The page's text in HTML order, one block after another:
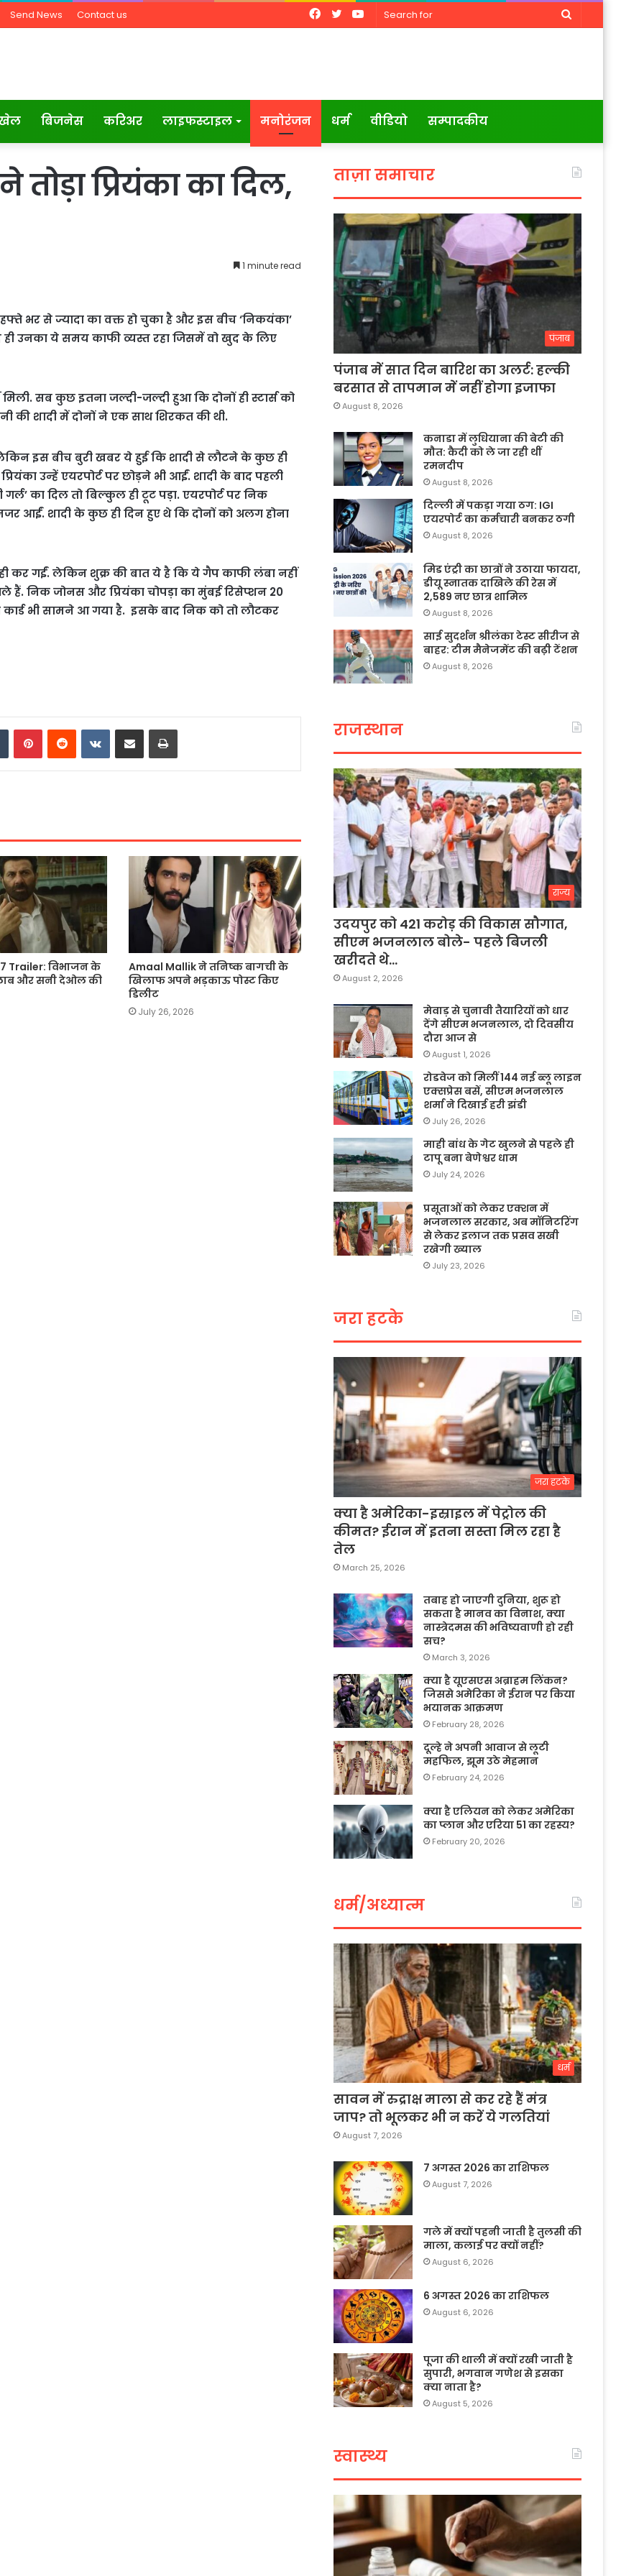
Send News Contact us
Search
YouTube
Twitter
Facebook
बिजनेस करिअर लाइफस्टाइल मनोरंजन धर्म वीडियो सम्पादकीय
तोड़ा प्रियंका का दिल,
1 minute read
भर से ज्यादा का वक्त हो चुका है और इस बीच ‘निकयंका’
ही उनका ये समय काफी व्यस्त रहा जिसमें वो खुद के लिए
सब कुछ इतना जल्दी-जल्दी हुआ कि दोनों ही स्टार्स को
की शादी में दोनों ने एक साथ शिरकत की थी.
इस बीच बुरी खबर ये हुई कि शादी से लौटने के कुछ ही
उन्हें एयरपोर्ट पर छोड़ने भी आईं. शादी के बाद पहली
का दिल तो बिल्कुल ही टूट पड़ा. एयरपोर्ट पर निक
आईं. शादी के कुछ ही दिन हुए थे कि दोनों को अलग होना
कर गईं. लेकिन शुक्र की बात ये है कि ये गैप काफी लंबा नहीं
हैं. निक जोनस और प्रियंका चोपड़ा का मुंबई रिसेप्शन 20
भी सामने आ गया है. इसके बाद निक को तो लौटकर
TumblrPinterestReddit VKontakte
Share via Email Print
Trailer: विभाजन के
और सनी देओल की
Amaal Mallik ने तनिष्क बागची के
खिलाफ अपने भड़काऊ पोस्ट किए
डिलीट
July 26, 2026
ताज़ा समाचार
पंजाब
पंजाब में सात दिन बारिश का अलर्ट: हल्की
बरसात से तापमान में नहीं होगा इजाफा
August 8, 2026
कनाडा में लुधियाना की बेटी की
माैत: कैदी को ले जा रही थीं
रमनदीप
August 8, 2026
दिल्ली में पकड़ा गया ठग: IGI
एयरपोर्ट का कर्मचारी बनकर ठगी
August 8, 2026
मिड एंट्री का छात्रों ने उठाया फायदा,
डीयू स्नातक दाखिले की रेस में
2,589 नए छात्र शामिल
August 8, 2026
साई सुदर्शन श्रीलंका टेस्ट सीरीज से
बाहर: टीम मैनेजमेंट की बढ़ी टेंशन
August 8, 2026
राजस्थान
राज्य
उदयपुर को 421 करोड़ की विकास सौगात,
सीएम भजनलाल बोले- पहले बिजली
खरीदते थे…
August 2, 2026
मेवाड़ से चुनावी तैयारियों को धार
देंगे सीएम भजनलाल, दो दिवसीय
दौरा आज से
August 1, 2026
रोडवेज को मिलीं 144 नई ब्लू लाइन
एक्सप्रेस बसें, सीएम भजनलाल
शर्मा ने दिखाई हरी झंडी
July 26, 2026
माही बांध के गेट खुलने से पहले ही
टापू बना बेणेश्वर धाम
July 24, 2026
प्रसूताओं को लेकर एक्शन में
भजनलाल सरकार, अब मॉनिटरिंग
से लेकर इलाज तक प्रसव सखी
रखेगी ख्याल
July 23, 2026
जरा हटके
जरा हटके
क्या है अमेरिका-इस्राइल में पेट्रोल की
कीमत? ईरान में इतना सस्ता मिल रहा है
तेल
March 25, 2026
तबाह हो जाएगी दुनिया, शुरू हो
सकता है मानव का विनाश, क्या
नास्त्रेदमस की भविष्यवाणी हो रही
सच?
March 3, 2026
क्या है यूएसएस अब्राहम लिंकन?
जिससे अमेरिका ने ईरान पर किया
भयानक आक्रमण
February 28, 2026
दूल्हे ने अपनी आवाज से लूटी
महफिल, झूम उठे मेहमान
February 24, 2026
क्या है एलियन को लेकर अमेरिका
का प्लान और एरिया 51 का रहस्य?
February 20, 2026
धर्म/अध्यात्म
धर्म
सावन में रुद्राक्ष माला से कर रहे हैं मंत्र
जाप? तो भूलकर भी न करें ये गलतियां
August 7, 2026
7 अगस्त 2026 का राशिफल
August 7, 2026
गले में क्यों पहनी जाती है तुलसी की
माला, कलाई पर क्यों नहीं?
August 6, 2026
6 अगस्त 2026 का राशिफल
August 6, 2026
पूजा की थाली में क्यों रखी जाती है
सुपारी, भगवान गणेश से इसका
क्या नाता है?
August 5, 2026
स्वास्थ्य